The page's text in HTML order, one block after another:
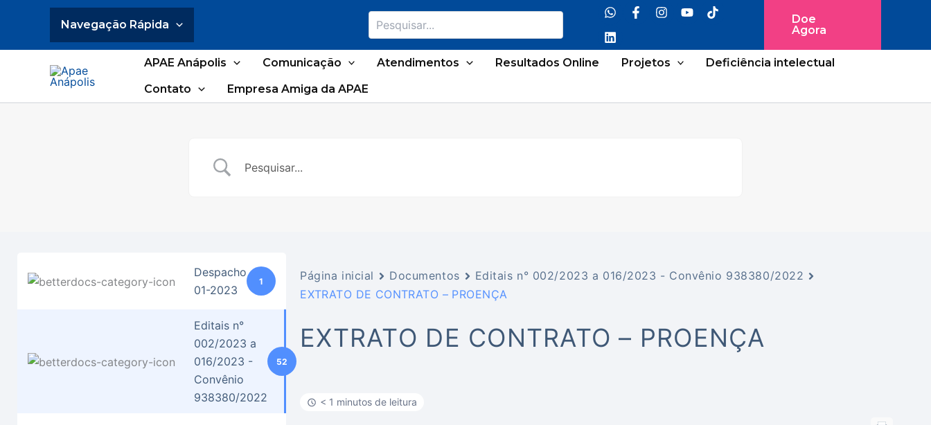
Navegação Rápida
Doe
Agora
APAE Anápolis Comunicação Atendimentos Resultados Online Projetos
Deficiência intelectual
Contato
Empresa Amiga da APAE
Despacho
01-2023
1
Editais n°
002/2023 a
016/2023 -
Convênio
938380/2022
52
Página inicial Documentos
Editais n° 002/2023 a 016/2023 - Convênio 938380/2022
EXTRATO DE CONTRATO – PROENÇA
EXTRATO DE CONTRATO – PROENÇA
< 1 minutos de leitura